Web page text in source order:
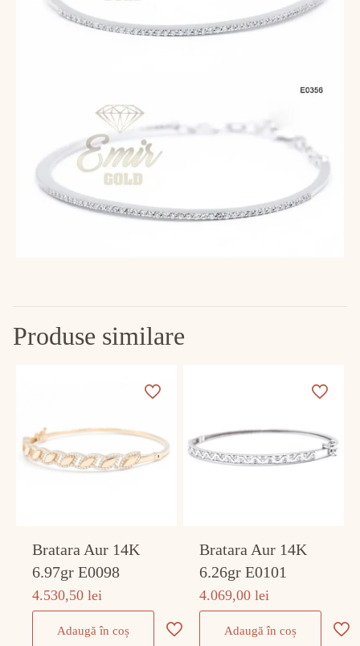
Produse similare
Bratara Aur 14K
6.97gr E0098
4.530,50lei
Adaugă în coș
Bratara Aur 14K
6.26gr E0101
4.069,00lei
Adaugă în coș